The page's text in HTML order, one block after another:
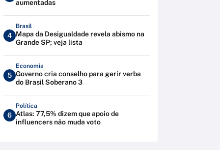
aumentadas
4
Brasil
Mapa da Desigualdade revela abismo na
Grande SP; veja lista
5
Economia
Governo cria conselho para gerir verba
do Brasil Soberano 3
6
Política
Atlas: 77,5% dizem que apoio de
influencers não muda voto